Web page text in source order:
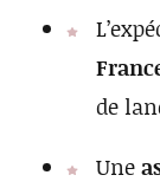
de
Une